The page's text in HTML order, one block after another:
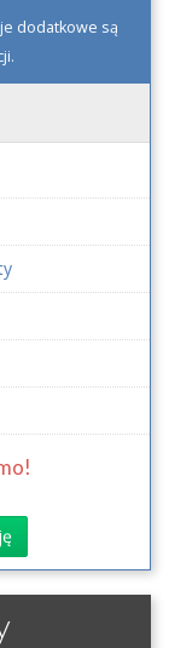
dodatkowe są